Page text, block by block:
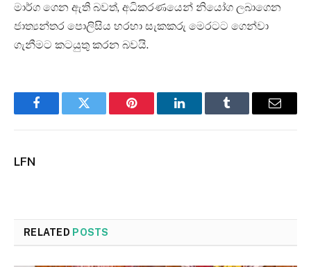
මාර්ග ගෙන ඇති බවත්, අධිකරණයෙන් නියෝග ලබාගෙන
ජාත්‍යන්තර පොලිසිය හරහා සැකකරු මෙරටට ගෙන්වා
ගැනීමට කටයුතු කරන බවයි.
FacebookTwitter Pinterest LinkedInTumblr Email
LFN
RELATED POSTS